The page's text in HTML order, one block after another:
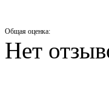
Общая оценка:
Нет